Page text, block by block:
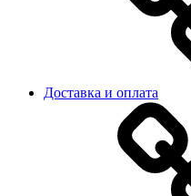
Доставка и оплата